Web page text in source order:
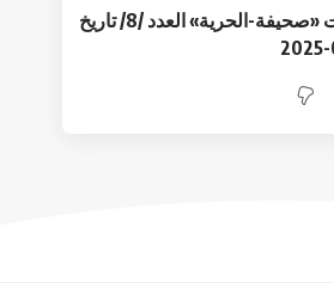
اعلانات «صحيفة-الحرية» العدد /8/ تاريخ